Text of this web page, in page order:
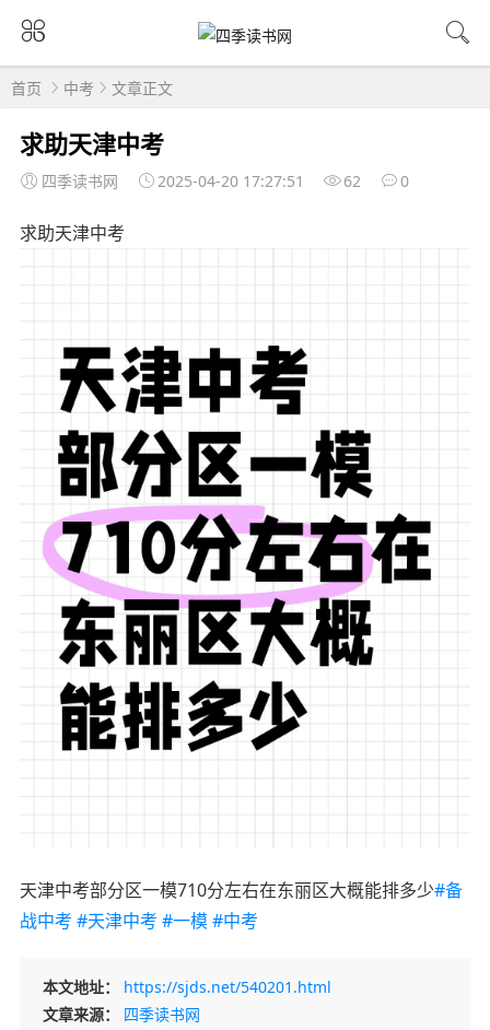
首页 中考 文章正文
求助天津中考
四季读书网 2025-04-20 17:27:51 62 0
求助天津中考
天津中考部分区一模710分左右在东丽区大概能排多少#备
战中考 #天津中考 #一模#中考
本文地址：
https://sjds.net/540201.html
文章来源：
四季读书网